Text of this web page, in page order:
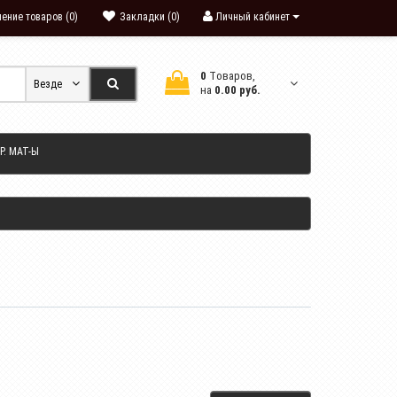
Личный кабинет
Закладки (0)
товаров (0)
0 Tоваров,
на 0.00 руб.
Везде
МАТ-Ы